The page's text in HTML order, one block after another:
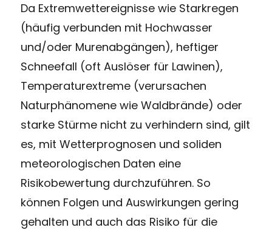
Da Extremwettereignisse wie Starkregen
(häufig verbunden mit Hochwasser
und/oder Murenabgängen), heftiger
Schneefall (oft Auslöser für Lawinen),
Temperaturextreme (verursachen
Naturphänomene wie Waldbrände) oder
starke Stürme nicht zu verhindern sind, gilt
es, mit Wetterprognosen und soliden
meteorologischen Daten eine
Risikobewertung durchzuführen. So
können Folgen und Auswirkungen gering
gehalten und auch das Risiko für die